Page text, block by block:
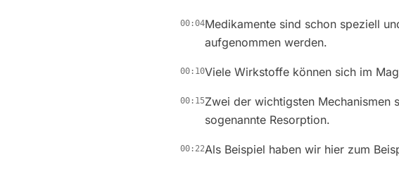
00:04Medikamente sind schon speziell
aufgenommen werden.
00:10Viele Wirkstoffe können sich im
00:15Zwei der wichtigsten Mechanismen
sogenannte Resorption.
00:22Als Beispiel haben wir hier zum